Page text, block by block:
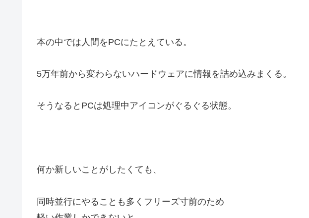
本の中では人間をPCにたとえている。
5万年前から変わらないハードウェアに情報を詰め込みまくる。
そうなるとPCは処理中アイコンがぐるぐる状態。
何か新しいことがしたくても、
同時並行にやることも多くフリーズ寸前のため